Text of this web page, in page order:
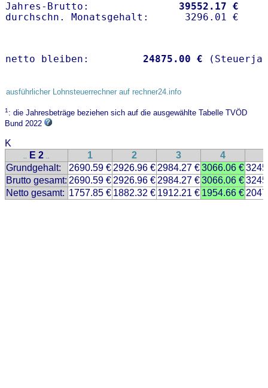
Jahres-Brutto: 39552.17 €
netto bleiben: 24875.00 €
ausführlicher Lohnsteuerrechner auf rechner24.info
1: die Jahresbeträge beziehen sich auf die ausgewählte Tabelle TVÖD
Bund 2022
K
.. E 2 .. 1 2 3 4
Grundgehalt:
2690.59 € 2926.96 € 2984.27 €3066.06 €
Brutto gesamt: 2690.59 € 2926.96 € 2984.27 €3066.06 €
Netto gesamt: 1757.85 € 1882.32 € 1912.21 € 1954.66 €